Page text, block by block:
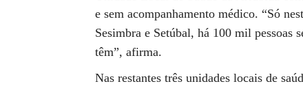
e sem acompanhamento médico. “Só
Sesimbra e Setúbal, há 100 mil
têm”, afirma.
Nas restantes três unidades locais de